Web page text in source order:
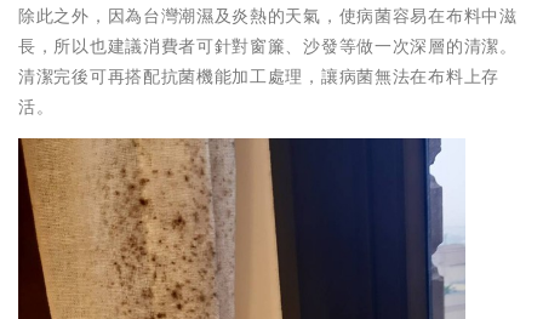
除此之外，因為台灣潮濕及炎熱的天氣，使病菌容易在布料中滋
長，所以也建議消費者可針對窗簾、沙發等做一次深層的清潔。
清潔完後可再搭配抗菌機能加工處理，讓病菌無法在布料上存
活。